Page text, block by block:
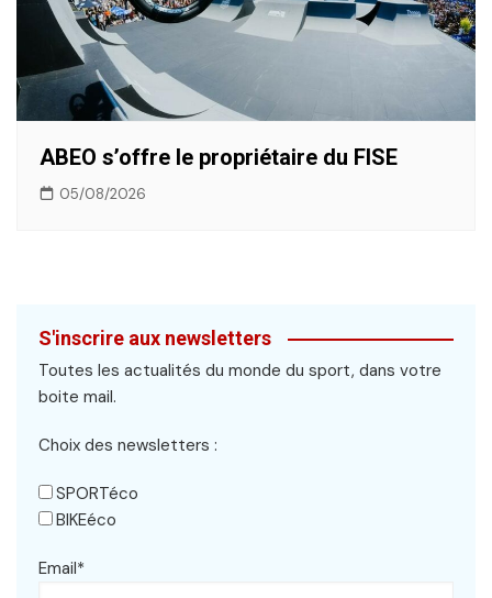
ABEO s’offre le propriétaire du FISE
05/08/2026
S'inscrire aux newsletters
Toutes les actualités du monde du sport, dans votre
boite mail.
Choix des newsletters :
SPORTéco
BIKEéco
Email*